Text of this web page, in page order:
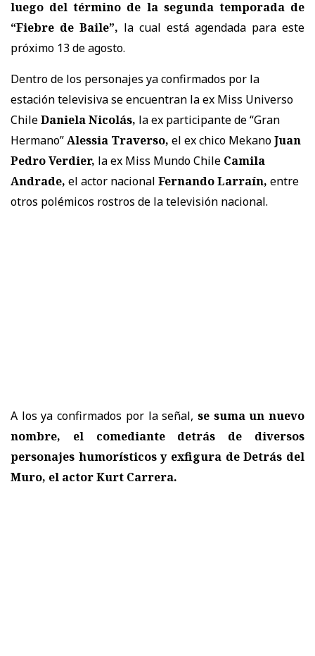
luego del término de la segunda temporada de
“Fiebre de Baile”, la cual está agendada para este
próximo 13 de agosto.
Dentro de los personajes ya confirmados por la
estación televisiva se encuentran la ex Miss Universo
ChileDaniela Nicolás, la ex participante de “Gran
Hermano”Alessia Traverso, el ex chico MekanoJuan
Pedro Verdier, la ex Miss Mundo Chile Camila
Andrade, el actor nacional Fernando Larraín, entre
otros polémicos rostros de la televisión nacional.
A los ya confirmados por la señal, se suma un nuevo
nombre, el comediante detrás de diversos
personajes humorísticos y exfigura de Detrás del
Muro, el actor Kurt Carrera.